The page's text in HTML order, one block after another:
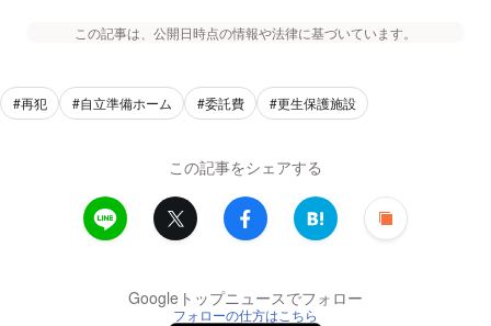
この記事は、公開日時点の情報や法律に基づいています。
#再犯 #自立準備ホーム #委託費 #更生保護施設
この記事をシェアする
Googleトップニュースでフォロー
フォローの仕方はこちら